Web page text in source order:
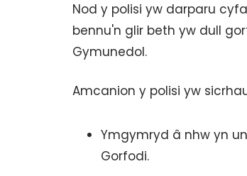
Nod y polisi yw darparu
bennu'n glir beth yw dull
Gymunedol.
Amcanion y polisi yw
Ymgymryd â nhw yn
Gorfodi.